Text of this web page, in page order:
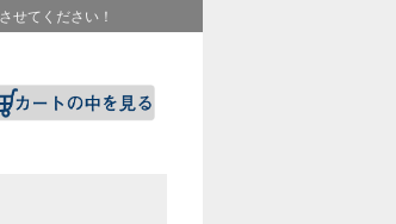
せてください！